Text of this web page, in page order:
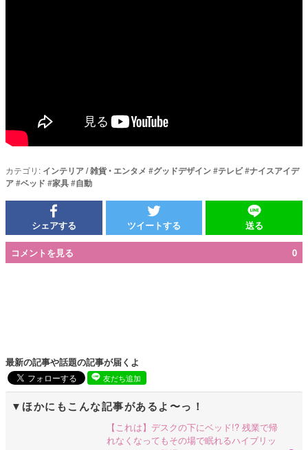
カテゴリ: インテリア / 雑貨• エンタメ #グッドデザイン#テレビ#ナイスアイデ
ア#ベッド #家具#自動
シェアする ツイートする 送る
コメントを見る 0
最新の記事や話題の記事が届くよ
友だち追加
ほかにもこんな記事があるよ〜っ！
【これは】デスクの下にベッド!? 残業で帰
れなくなってもその場で眠れるハイブリッ